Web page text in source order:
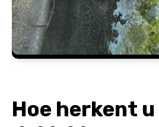
Hoe herkent u